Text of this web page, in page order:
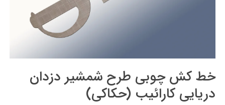
خط کش چوبی طرح شمشیر دزدان
دریایی کارائیب (حکاکی)